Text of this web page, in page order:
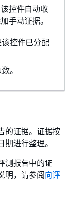
控件自动收
手动证据。
控件已分配
。
的证据。证据按
进行整理。
测报告中的证
明，请参阅向评